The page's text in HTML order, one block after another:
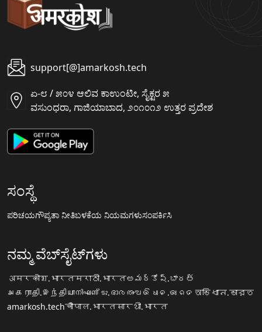
support[@]amarkosh.tech
ಏ-೮ / ೫೦೪ ಆಲಿವ ಕಾಉಂಟೀ, ಸೈಕ್ಟರ ೫
ವಸುಂಧರಾ, ಗಾಜಿಯಾಬಾದ, ೨೦೧೦೧೨ ಉತ್ತರ ಪ್ರದೇಶ
ಸಂಸ್ಥೆ
ಪರಿಚಯಗೌಪ್ಯತಾ ನೀತಿಬಳಕೆಯ ನಿಯಮಗಳುಸಂಪರ್ಕಿಸಿ
ನಮ್ಮ ವೆಬ್‌ಸೈಟ್‌ಗಳು
अमरकोश.भारतमराठी.भारतఅమర్కోష్.భారత్
அகராதி.இந்தியாനിഘണ്ടു.ഭാരതംଅଭିଧାନ.ଭାରତ অভিধান.ভারত
amarkosh.techचौपाल.भारतसारथी.भारत